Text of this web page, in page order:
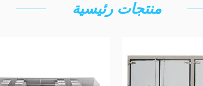
منتجات رئيسية